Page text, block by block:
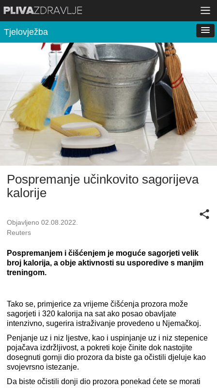
Tjelovježba
Pospremanje učinkovito sagorijeva
kalorije
Objavljeno 02.08.2022.
Reuters
Pospremanjem i čišćenjem je moguće sagorjeti velik
broj kalorija, a obje aktivnosti su usporedive s manjim
treningom.
Tako se, primjerice za vrijeme čišćenja prozora može
sagorjeti i 320 kalorija na sat ako posao obavljate
intenzivno, sugerira istraživanje provedeno u Njemačkoj.
Penjanje uz i niz ljestve, kao i uspinjanje uz i niz stepenice
pojačava izdržljivost, a pokreti koje činite dok nastojite
dosegnuti gornji dio prozora da biste ga očistili djeluje kao
svojevrsno istezanje.
Da biste očistili donji dio prozora ponekad ćete se morati